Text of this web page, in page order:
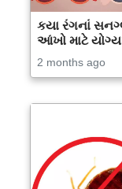
કયા રંગનાં
આંખો માટે
2 months ago